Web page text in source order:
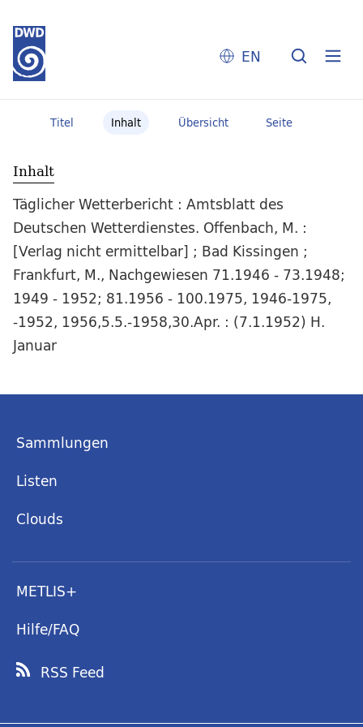
EN
Titel Inhalt Übersicht Seite
Inhalt
Täglicher Wetterbericht : Amtsblatt des
Deutschen Wetterdienstes. Offenbach, M. :
[Verlag nicht ermittelbar] ; Bad Kissingen ;
Frankfurt, M., Nachgewiesen 71.1946 - 73.1948;
1949 - 1952; 81.1956 - 100.1975, 1946-1975,
-1952, 1956,5.5.-1958,30.Apr. : (7.1.1952) H.
Januar
Sammlungen
Listen
Clouds
METLIS+
Hilfe/FAQ
RSS Feed